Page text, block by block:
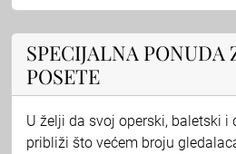
SPECIJALNA PONUDA
POSETE
U želji da svoj operski, baletski i
približi što većem broju